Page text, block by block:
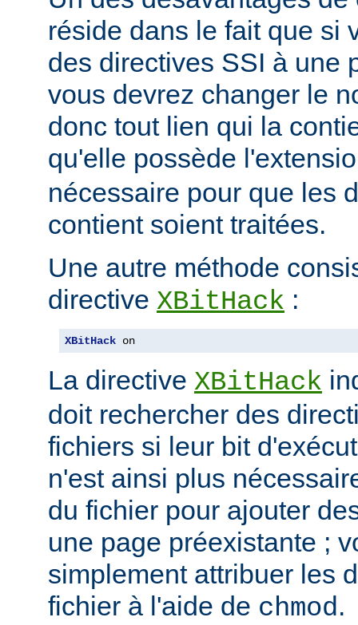
réside dans le fait que si
des directives SSI à une
vous devrez changer le
donc tout lien qui la
qu'elle possède
nécessaire pour que les
contient soient traitées.
Une autre méthode
directive XBitHack :
XBitHack on
La directive XBitHack
doit rechercher des
fichiers si leur bit
n'est ainsi plus
du fichier pour ajouter
une page préexistante ;
simplement attribuer les
fichier à l'aide de chmod.